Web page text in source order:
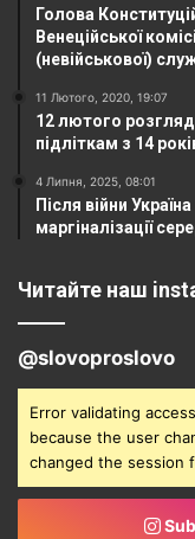
Голова
Венеційської
(невійськової)
11 Лютого, 2020, 19:07
12 лютого
підліткам з 14
4 Липня, 2025, 08:01
Після війни
маргіналізації
Читайте наш
@slovoproslovo
Error validating
because the user
changed the session